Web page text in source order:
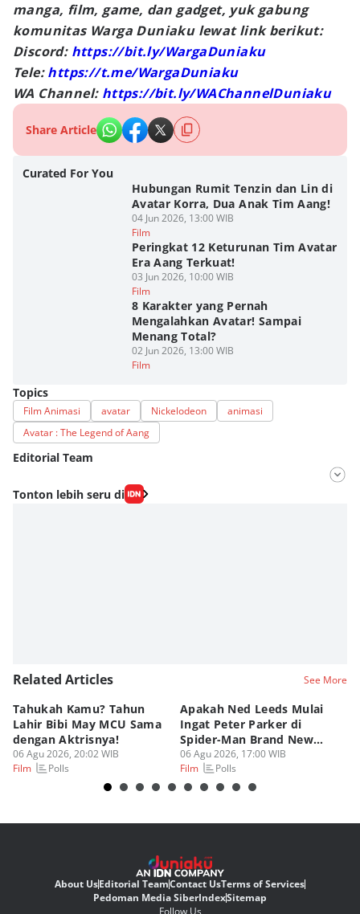
manga, film, game, dan gadget, yuk gabung
komunitas Warga Duniaku lewat link berikut:
Discord: https://bit.ly/WargaDuniaku
Tele:https://t.me/WargaDuniaku
WA Channel: https://bit.ly/WAChannelDuniaku
Share Article
Curated For You
Hubungan Rumit Tenzin dan Lin di
Avatar Korra, Dua Anak Tim Aang!
04 Jun 2026, 13:00 WIB
Film
Peringkat 12 Keturunan Tim Avatar
Era Aang Terkuat!
03 Jun 2026, 10:00 WIB
Film
8 Karakter yang Pernah
Mengalahkan Avatar! Sampai
Menang Total?
02 Jun 2026, 13:00 WIB
Film
Topics
Film Animasi avatar Nickelodeon
animasi
Avatar : The Legend of Aang
Editorial Team
Editor
Tonton lebih seru di
Related Articles See More
Tahukah Kamu? Tahun
Lahir Bibi May MCU Sama
dengan Aktrisnya!
06 Agu 2026, 20:02 WIB
Film
Polls
Apakah Ned Leeds Mulai
Ingat Peter Parker di
Spider-Man Brand New
Day?
06 Agu 2026, 17:00 WIB
Film
Polls
About UsEditorial TeamContact UsTerms of Services
Pedoman Media SiberIndexSitemap
Follow Us